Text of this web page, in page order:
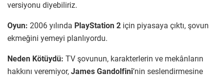
versiyonu diyebiliriz.
Oyun: 2006 yılında PlayStation 2 için piyasaya çıktı, şovun
ekmeğini yemeyi planlıyordu.
Neden Kötüydü: TV şovunun, karakterlerin ve mekânların
hakkını veremiyor, James Gandolfini’nin seslendirmesine